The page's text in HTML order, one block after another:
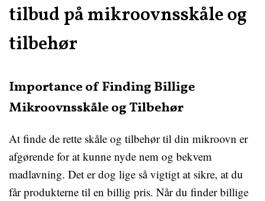
tilbud på mikroovnsskåle og
tilbehør
Importance of Finding Billige
Mikroovnsskåle og Tilbehør
At finde de rette skåle og tilbehør til din mikroovn er
afgørende for at kunne nyde nem og bekvem
madlavning. Det er dog lige så vigtigt at sikre, at du
får produkterne til en billig pris. Når du finder billige